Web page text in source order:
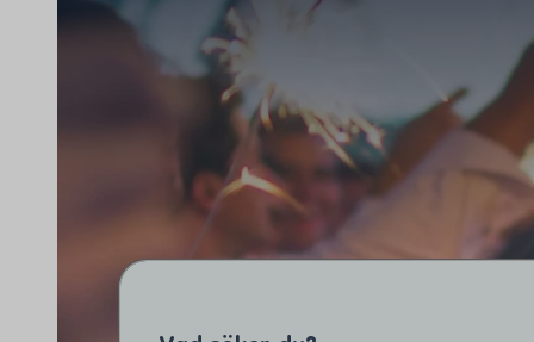
Aktiviteter
Underhållning
Ett större
evenemang på
gång?